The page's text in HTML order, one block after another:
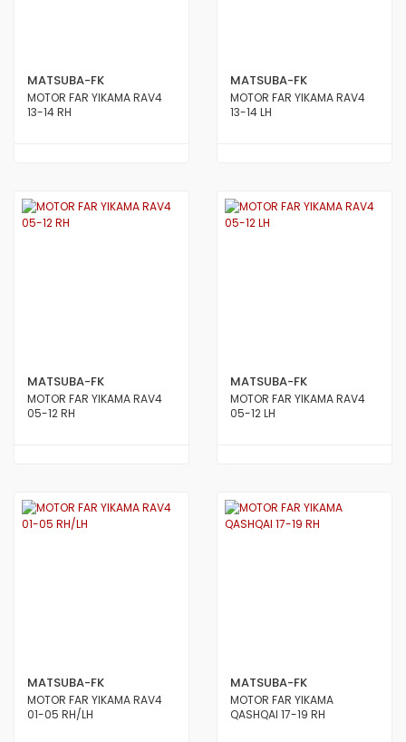
MATSUBA-FK
MOTOR FAR YIKAMA RAV4
13-14 RH
MATSUBA-FK
MOTOR FAR YIKAMA RAV4
13-14 LH
MATSUBA-FK
MOTOR FAR YIKAMA RAV4
05-12 RH
MATSUBA-FK
MOTOR FAR YIKAMA RAV4
05-12 LH
MATSUBA-FK
MOTOR FAR YIKAMA RAV4
01-05 RH/LH
MATSUBA-FK
MOTOR FAR YIKAMA
QASHQAI 17-19 RH